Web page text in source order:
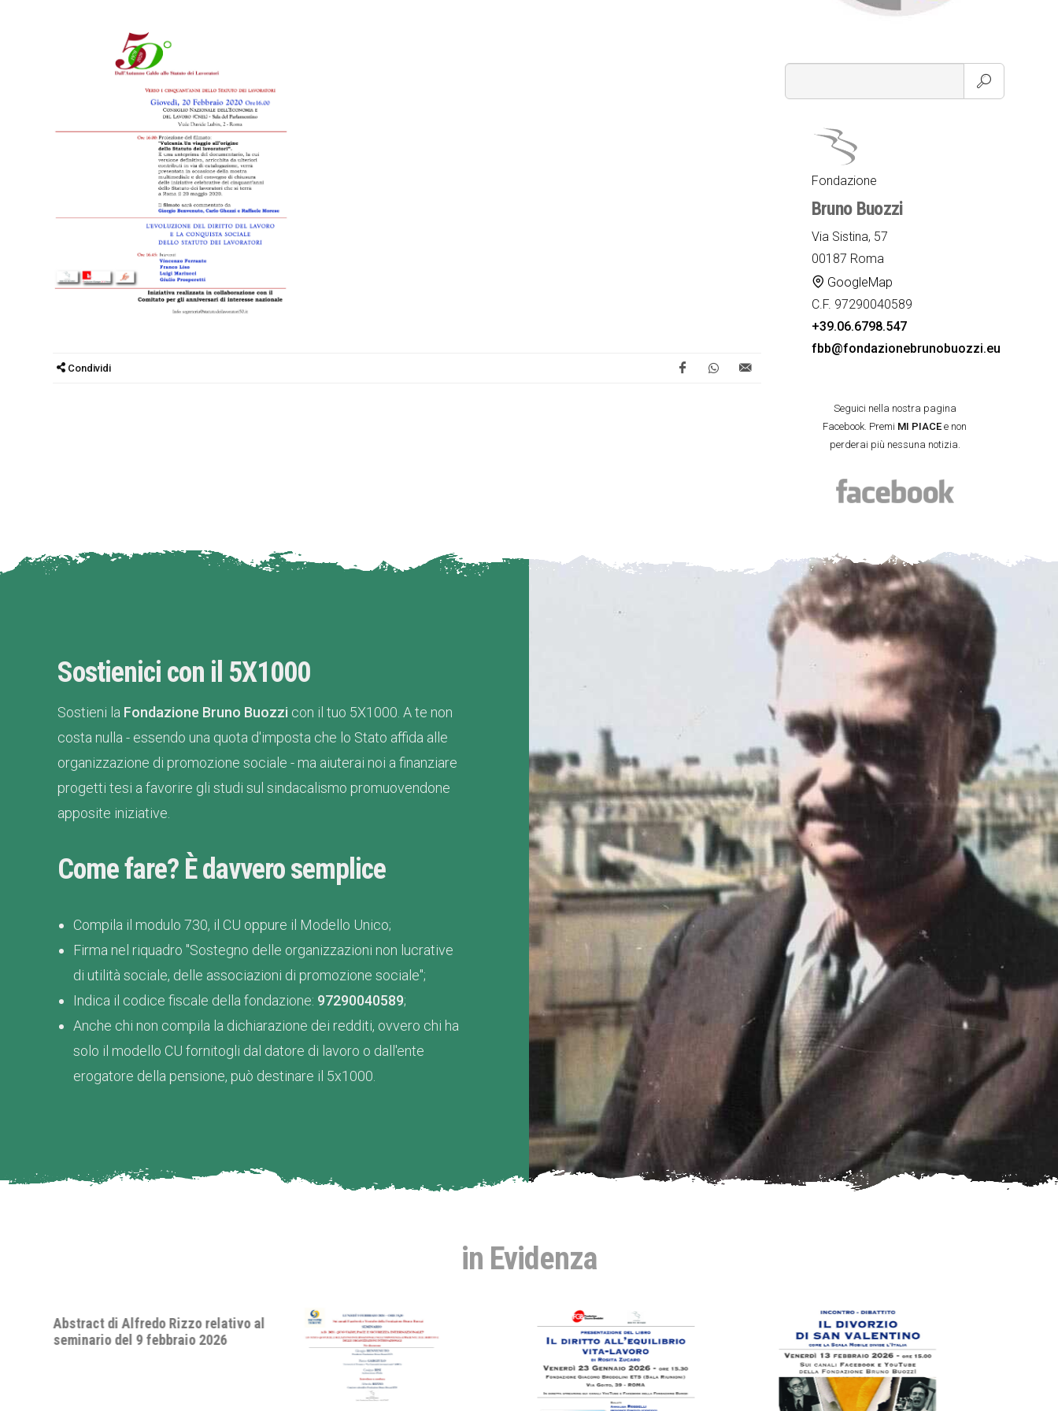
Condividi
Fondazione
Bruno Buozzi
Via Sistina, 57
00187 Roma
GoogleMap
C.F. 97290040589
+39.06.6798.547
fbb@fondazionebrunobuozzi.eu
Seguici nella nostra pagina
Facebook. Premi MI PIACE e non
perderai più nessuna notizia.
Sostienici con il 5X1000
Sostieni la Fondazione Bruno Buozzi con il tuo 5X1000. A te non
costa nulla - essendo una quota d'imposta che lo Stato affida alle
organizzazione di promozione sociale - ma aiuterai noi a finanziare
progetti tesi a favorire gli studi sul sindacalismo promuovendone
apposite iniziative.
Come fare? È davvero semplice
Compila il modulo 730, il CU oppure il Modello Unico;
Firma nel riquadro "Sostegno delle organizzazioni non lucrative
di utilità sociale, delle associazioni di promozione sociale";
Indica il codice fiscale della fondazione: 97290040589;
Anche chi non compila la dichiarazione dei redditi, ovvero chi ha
solo il modello CU fornitogli dal datore di lavoro o dall'ente
erogatore della pensione, può destinare il 5x1000.
in Evidenza
Abstract di Alfredo Rizzo relativo al
seminario del 9 febbraio 2026